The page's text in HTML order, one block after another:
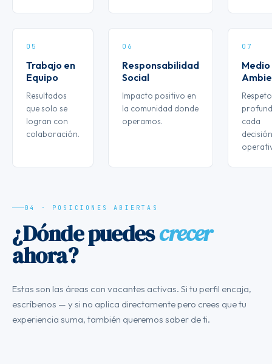
05
Trabajo en
Equipo
Resultados
que solo se
logran con
colaboración.
06
Responsabilidad
Social
Impacto positivo en
la comunidad donde
operamos.
07
Medio
Respeto
cada
decisión
04 · POSICIONES ABIERTAS
¿Dónde puedescrecer
ahora?
Estas son las áreas con vacantes activas. Si tu perfil encaja,
escríbenos — y si no aplica directamente pero crees que tu
experiencia suma, también queremos saber de ti.